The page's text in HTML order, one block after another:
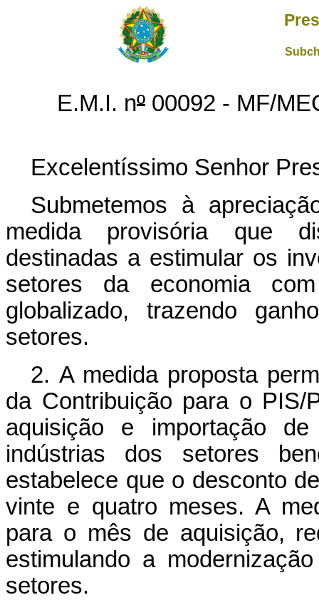
E.M.I. nº 00092 - MF/
Excelentíssimo Senhor
Submetemos à
medida provisória que
destinadas a estimular os
setores da economia
globalizado, trazendo
setores.
2. A medida proposta
da Contribuição para o PIS/
aquisição e importação
indústrias dos setores
estabelece que o desconto
vinte e quatro meses. A
para o mês de aquisição,
estimulando a
setores.